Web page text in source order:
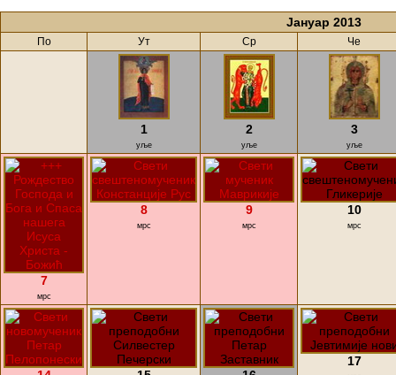
Јануар 2013
По Ут Ср Че
1
уље
2
уље
3
уље
7
мрс
8
мрс
9
мрс
10
мрс
17